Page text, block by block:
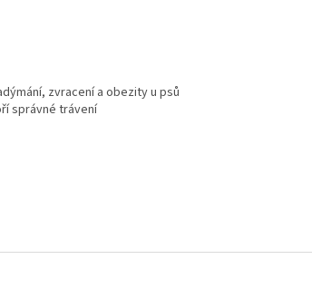
zvracení a obezity u psů
správné trávení